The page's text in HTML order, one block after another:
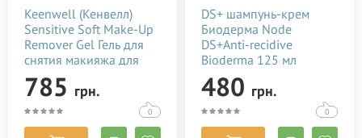
Keenwell (Кенвелл)
Sensitive Soft Make-Up
Remover Gel Гель для
снятия макияжа для
чувствительной кожи
250 мл
785 грн.
0
DS+ шампунь-крем
Биодерма Node
DS+Anti-recidive
Bioderma 125 мл
480 грн.
0